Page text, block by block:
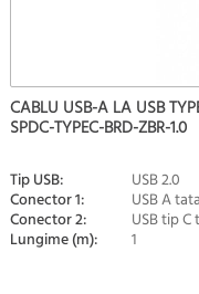
CABLU USB-A LA USB
SPDC-TYPEC-BRD-ZBR-1.0
Tip USB: USB 2.0
Conector 1: USB A tata
Conector 2: USB tip C
Lungime (m): 1